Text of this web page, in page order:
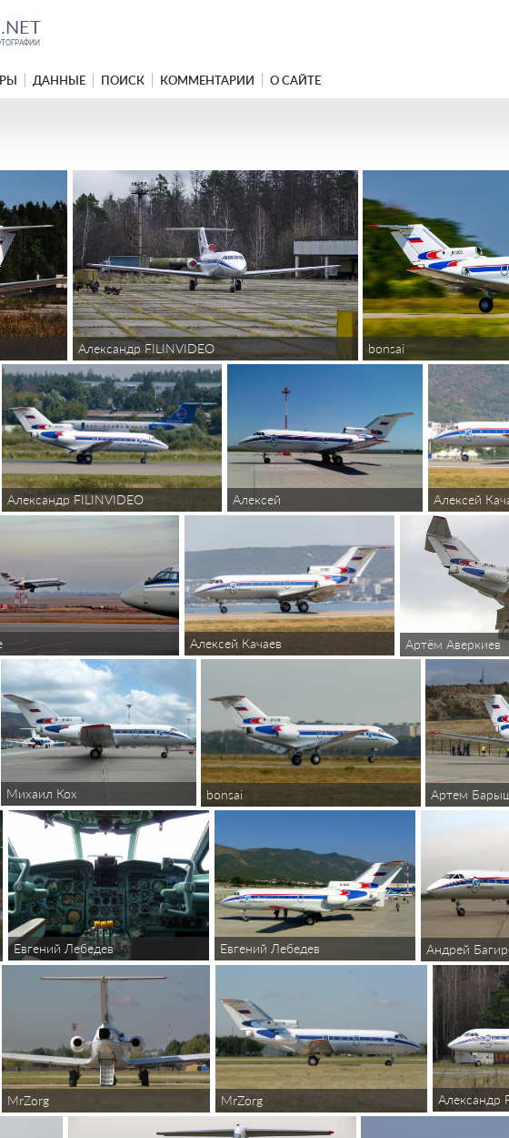
ДАННЫЕ ПОИСК КОММЕНТАРИИ О САЙТЕ
Александр FILINVIDEO bonsai
Александр FILINVIDEO Алексей Алексей
Алексей Качаев Артём Аверкиев
Михаил Кох bonsai Артем
Евгений Лебедев Евгений Лебедев Андрей
MrZorg MrZorg Александр